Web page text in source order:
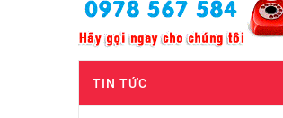
TIN TỨC